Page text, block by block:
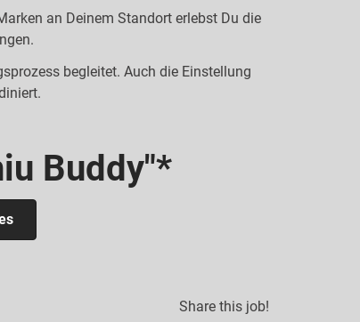
Buddy"*
Share this job!
an Deinem Standort erlebst Du die
begleitet. Auch die Einstellung